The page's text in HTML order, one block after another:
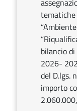
tematiche
bilancio
2026-
del D.lgs.
importo